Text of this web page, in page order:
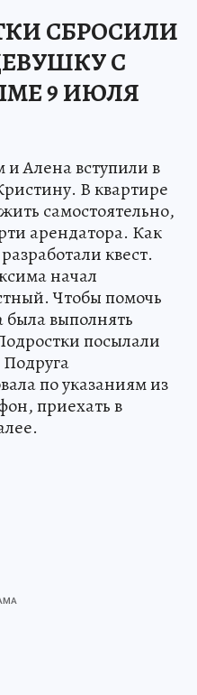
СБРОСИЛИ
С
9 ИЮЛЯ
Алена вступили в
В квартире
самостоятельно,
арендатора. Как
квест.
начал
Чтобы помочь
выполнять
посылали
по указаниям из
приехать в